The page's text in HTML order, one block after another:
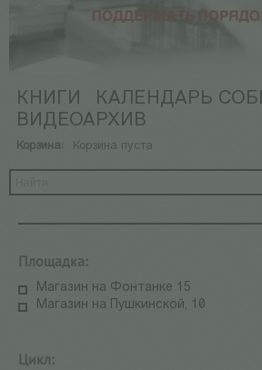
КНИГИ
КАЛЕНДАРЬ
ВИДЕОАРХИВ
Корзина: Корзина пуста
Площадка:
Магазин на Фонтанке 15
Магазин на Пушкинской, 10
Цикл: